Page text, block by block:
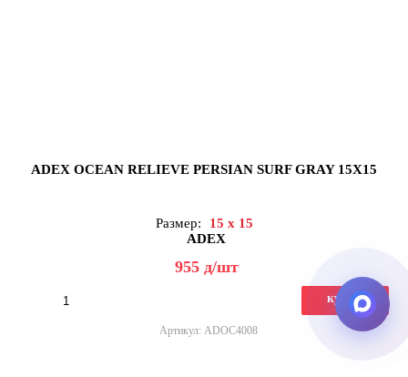
ADEX OCEAN RELIEVE PERSIAN SURF GRAY 15X15
Размер:
15 x 15
ADEX
955 д/шт
купить
Артикул: ADOC4008